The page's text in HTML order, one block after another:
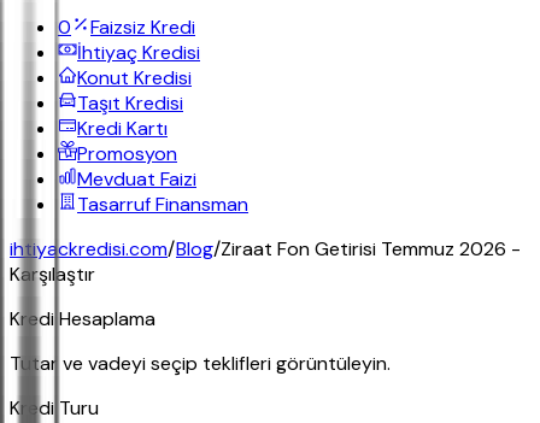
0
Faizsiz Kredi
İhtiyaç Kredisi
Konut Kredisi
Taşıt Kredisi
Kredi Kartı
Promosyon
Mevduat Faizi
Tasarruf Finansman
ihtiyackredisi.com/Blog/Ziraat Fon Getirisi Temmuz 2026 -
Karşılaştır
Kredi Hesaplama
Tutar ve vadeyi seçip teklifleri görüntüleyin.
Kredi Turu